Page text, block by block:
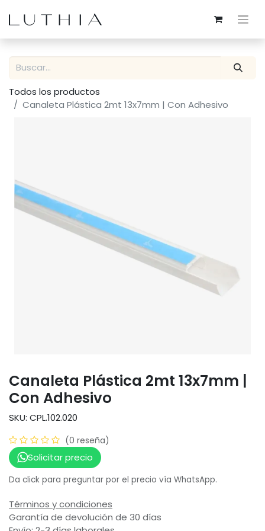
Todos los productos
Canaleta Plástica 2mt 13x7mm | Con Adhesivo
Canaleta Plástica 2mt 13x7mm |
Con Adhesivo
SKU: CPL.102.020
(0 reseña)
Solicitar precio
Da click para preguntar por el precio vía WhatsApp.
Términos y condiciones
Garantía de devolución de 30 días